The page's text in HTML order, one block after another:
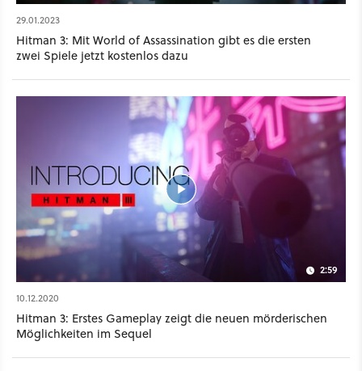
29.01.2023
Hitman 3: Mit World of Assassination gibt es die ersten
zwei Spiele jetzt kostenlos dazu
2:59
10.12.2020
Hitman 3: Erstes Gameplay zeigt die neuen mörderischen
Möglichkeiten im Sequel